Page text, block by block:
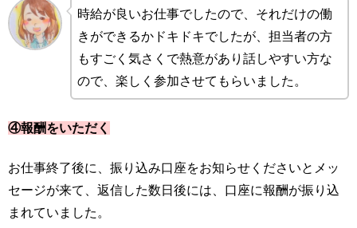
時給が良いお仕事でしたので、それだけの働
きができるかドキドキでしたが、担当者の方
もすごく気さくで熱意があり話しやすい方な
ので、楽しく参加させてもらいました。
④報酬をいただく
お仕事終了後に、振り込み口座をお知らせくださいとメッ
セージが来て、返信した数日後には、口座に報酬が振り込
まれていました。